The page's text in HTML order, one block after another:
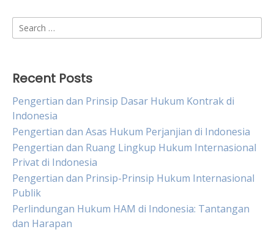
Search
for:
Recent Posts
Pengertian dan Prinsip Dasar Hukum Kontrak di
Indonesia
Pengertian dan Asas Hukum Perjanjian di Indonesia
Pengertian dan Ruang Lingkup Hukum Internasional
Privat di Indonesia
Pengertian dan Prinsip-Prinsip Hukum Internasional
Publik
Perlindungan Hukum HAM di Indonesia: Tantangan
dan Harapan